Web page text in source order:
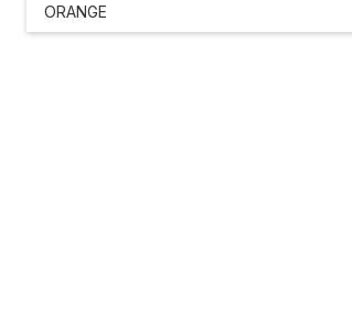
ORANGE